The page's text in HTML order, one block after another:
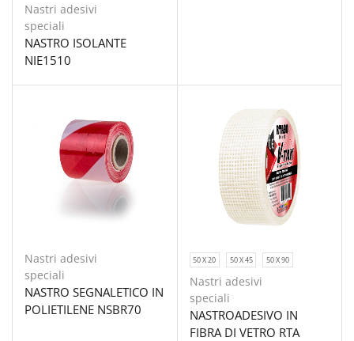
Nastri adesivi
speciali
NASTRO ISOLANTE
NIE1510
Nastri adesivi
speciali
NASTRO SEGNALETICO IN
POLIETILENE NSBR70
50 X 20 50 X 45 50 X 90
Nastri adesivi
speciali
NASTROADESIVO IN
FIBRA DI VETRO RTA